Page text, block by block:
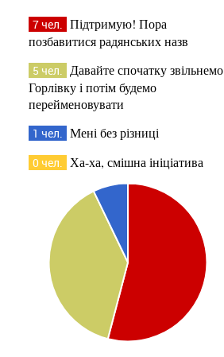
7 чел. Підтримую! Пора
позбавитися радянських назв
5 чел. Давайте спочатку звільнемо
Горлівку і потім будемо
перейменовувати
1 чел. Мені без різниці
0 чел. Ха-ха, смішна ініціатива